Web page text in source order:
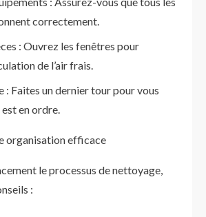
correctement.
: Ouvrez les fenêtres pour
de l’air frais.
: Faites un dernier tour pour vous
en ordre.
organisation efficace
le processus de nettoyage,
: